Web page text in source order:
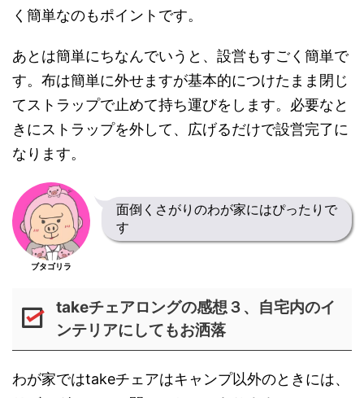
く簡単なのもポイントです。
あとは簡単にちなんでいうと、設営もすごく簡単で
す。布は簡単に外せますが基本的につけたまま閉じ
てストラップで止めて持ち運びをします。必要なと
きにストラップを外して、広げるだけで設営完了に
なります。
ブタゴリラ
面倒くさがりのわが家にはぴったりで
す
takeチェアロングの感想３、自宅内のイ
ンテリアにしてもお洒落
わが家ではtakeチェアはキャンプ以外のときには、